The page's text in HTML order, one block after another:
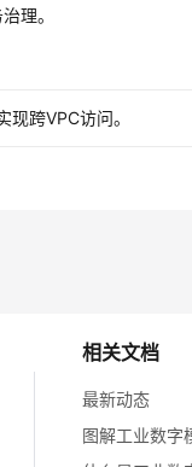
理。
跨VPC访问。
相关文档
最新动态
图解工业数字